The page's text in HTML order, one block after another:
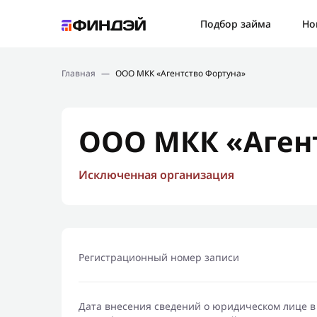
Подбор займа
Новости
Главная — ООО МКК «Агентство Фортуна»
ООО МКК
Исключенная организация
Регистрационный номер записи
Дата внесения сведений о юридическом лице